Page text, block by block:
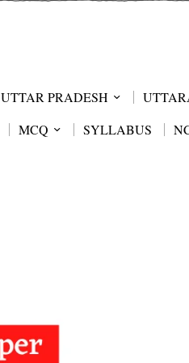
UTTAR PRADESH
MCQ SYLLABUS